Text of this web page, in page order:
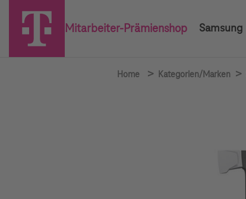
Mitarbeiter-Prämienshop Samsung
Home > Kategorien/Marken >